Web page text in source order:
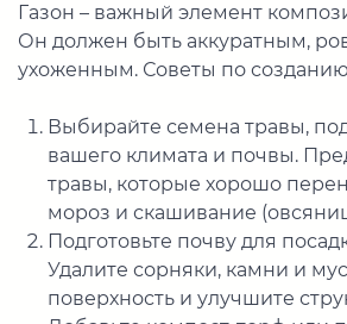
Газон – важный элемент
Он должен быть аккуратным,
ухоженным. Советы по созданию
Выбирайте семена травы,
вашего климата и почвы.
травы, которые хорошо
мороз и скашивание
Подготовьте почву для
Удалите сорняки, камни и
поверхность и улучшите